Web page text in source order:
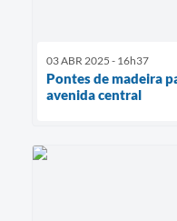
03 ABR 2025 - 16h37
Pontes de madeira
avenida central